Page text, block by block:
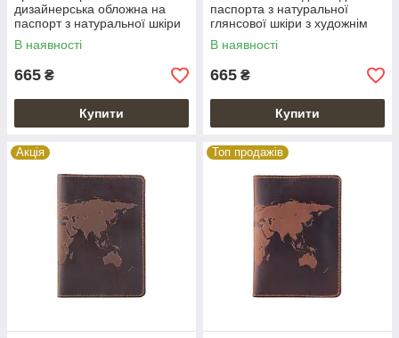
дизайнерська обложна на
паспорт з натуральної шкіри
з художнім тисненням
В наявності
665 ₴
Купити
паспорта з натуральної
глянсової шкіри з художнім
тисненням
В наявності
665 ₴
Купити
Акція Топ продажів